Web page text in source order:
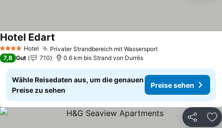
4 Sterne Hotel Privater Strandbereich mit Wassersport
Hotel Edart
7,8 Gut 710 0.6 km bis Strand von Durrës
Wähle Reisedaten aus, um die genauen
Preise zu sehen
Preise sehen
Teilen